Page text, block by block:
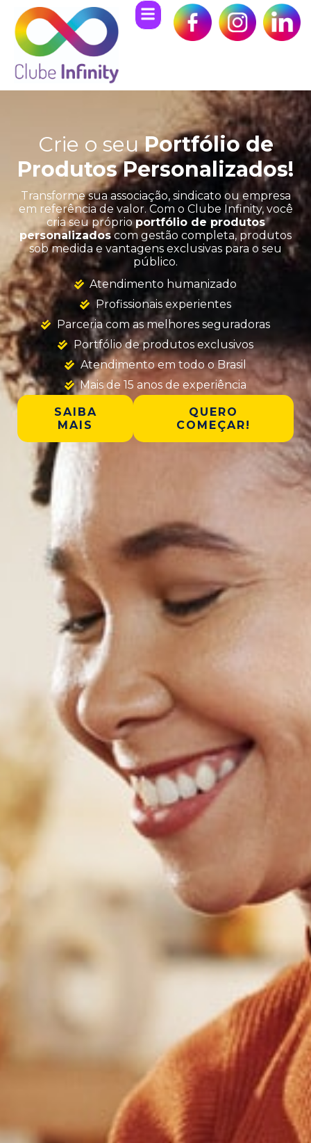
para
conteúdo
Crie o seuPortfólio de
Produtos Personalizados!
Transforme sua associação, sindicato ou empresa
em referência de valor. Com o Clube Infinity, você
cria seu próprioportfólio de produtos
personalizadoscom gestão completa, produtos
sob medida e vantagens exclusivas para o seu
público.
Atendimento humanizado
Profissionais experientes
Parceria com as melhores seguradoras
Portfólio de produtos exclusivos
Atendimento em todo o Brasil
Mais de 15 anos de experiência
SAIBA
MAIS
QUERO
COMEÇAR!